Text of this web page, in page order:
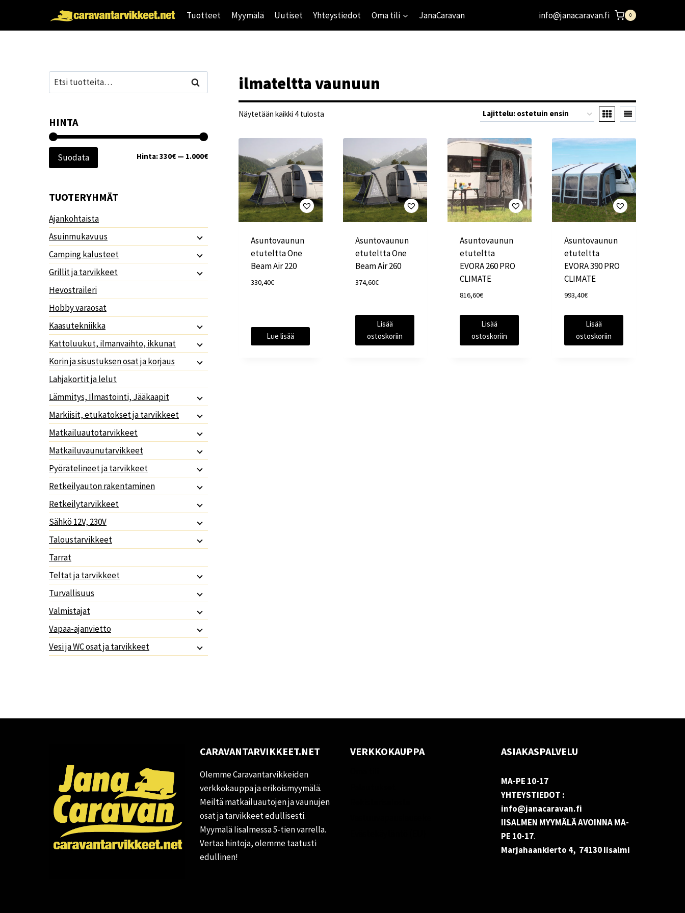
Tuotteet Myymälä Uutiset Yhteystiedot Oma tili JanaCaravan info@janacaravan.fi 0
ilmateltta vaunuun
Näytetään kaikki 4 tulostaSuosituimmat
Asuntovaunun
etuteltta One
Beam Air 220
330,40€
Lue lisää
Asuntovaunun
etuteltta One
Beam Air 260
374,60€
Lisää
ostoskoriin
Asuntovaunun
etuteltta
EVORA 260 PRO
CLIMATE
816,60€
Lisää
ostoskoriin
Asuntovaunun
etuteltta
EVORA 390 PRO
CLIMATE
993,40€
Lisää
ostoskoriin
Etsi: Haku
HINTA
Minimihinta
Maksimihinta
Suodata Hinta:330€ — 1.000€
TUOTERYHMÄT
Ajankohtaista
Asuinmukavuus
Camping kalusteet
Grillit ja tarvikkeet
Hevostraileri
Hobby varaosat
Kaasutekniikka
Kattoluukut, ilmanvaihto, ikkunat
Korin ja sisustuksen osat ja korjaus
Lahjakortit ja lelut
Lämmitys, Ilmastointi, Jääkaapit
Markiisit, etukatokset ja tarvikkeet
Matkailuautotarvikkeet
Matkailuvaunutarvikkeet
Pyörätelineet ja tarvikkeet
Retkeilyauton rakentaminen
Retkeilytarvikkeet
Sähkö 12V, 230V
Taloustarvikkeet
Tarrat
Teltat ja tarvikkeet
Turvallisuus
Valmistajat
Vapaa-ajanvietto
Vesi ja WC osat ja tarvikkeet
CARAVANTARVIKKEET.NET
Olemme Caravantarvikkeiden
verkkokauppa ja erikoismyymälä.
Meiltä matkailuautojen ja vaunujen
osat ja tarvikkeet edullisesti.
Myymälä Iisalmessa 5-tien varrella.
Vertaa hintoja, olemme taatusti
edullinen!
VERKKOKAUPPA ASIAKASPALVELU
MA-PE 10-17
YHTEYSTIEDOT :
info@janacaravan.fi
IISALMEN MYYMÄLÄ AVOINNA MA-
PE 10-17.
Marjahaankierto 4, 74130 Iisalmi